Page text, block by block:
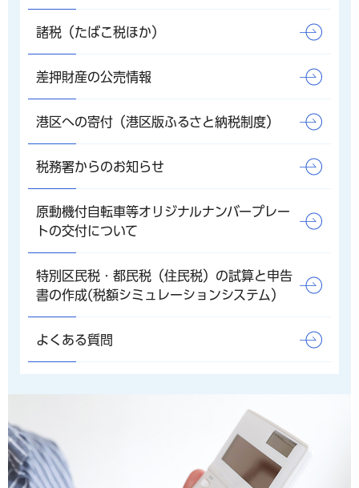
諸税（たばこ税ほか）
差押財産の公売情報
港区への寄付（港区版ふるさと納税制度）
税務署からのお知らせ
原動機付自転車等オリジナルナンバープレー
トの交付について
特別区民税・都民税（住民税）の試算と申告
書の作成(税額シミュレーションシステム）
よくある質問